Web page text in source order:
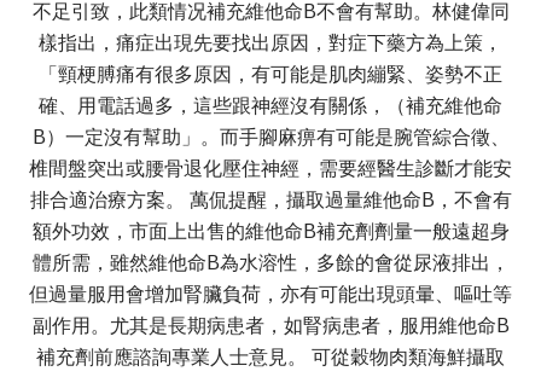
不足引致，此類情况補充維他命B不會有幫助。林健偉同
樣指出，痛症出現先要找出原因，對症下藥方為上策，
「頸梗膊痛有很多原因，有可能是肌肉繃緊、姿勢不正
確、用電話過多，這些跟神經沒有關係，（補充維他命
B）一定沒有幫助」。而手腳麻痹有可能是腕管綜合徵、
椎間盤突出或腰骨退化壓住神經，需要經醫生診斷才能安
排合適治療方案。 萬侃提醒，攝取過量維他命B，不會有
額外功效，市面上出售的維他命B補充劑劑量一般遠超身
體所需，雖然維他命B為水溶性，多餘的會從尿液排出，
但過量服用會增加腎臟負荷，亦有可能出現頭暈、嘔吐等
副作用。尤其是長期病患者，如腎病患者，服用維他命B
補充劑前應諮詢專業人士意見。 可從穀物肉類海鮮攝取